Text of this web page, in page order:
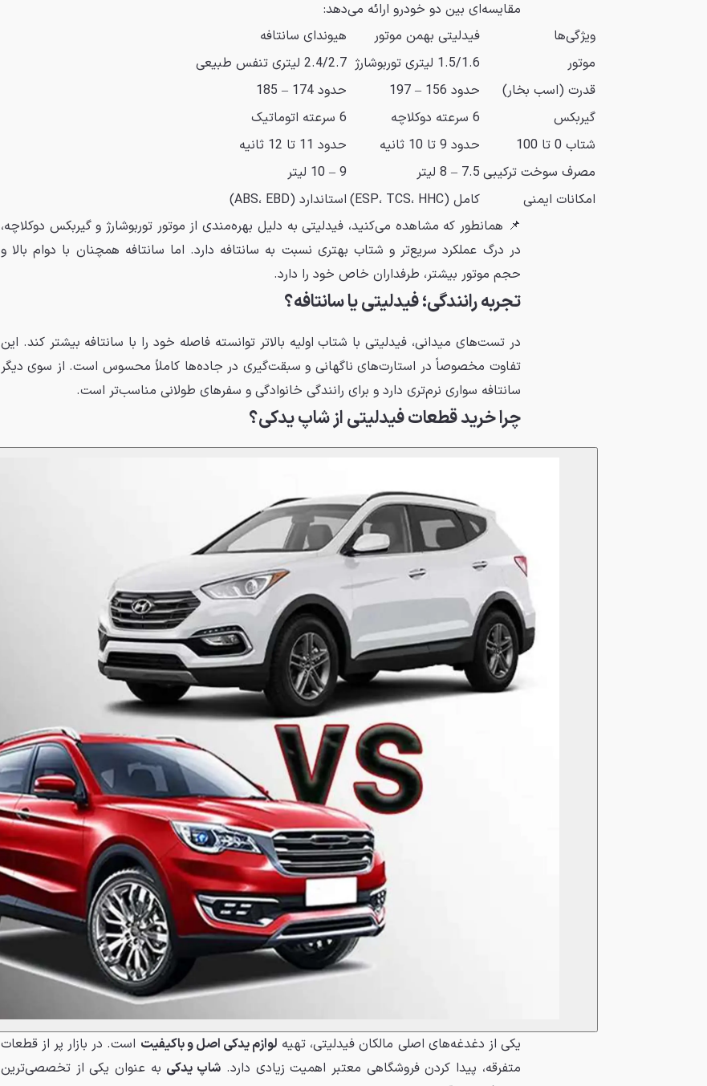
مقایسه‌ای بین دو خودرو ارائه می‌دهد:
ویژگی‌ها
فیدلیتی بهمن موتور
هیوندای سانتافه
موتور
1.5/1.6 لیتری توربوشارژ
2.4/2.7 لیتری تنفس طبیعی
قدرت (اسب بخار)
حدود 156 – 197
حدود 174 – 185
گیربکس
6 سرعته دوکلاچه
6 سرعته اتوماتیک
شتاب 0 تا 100
حدود 9 تا 10 ثانیه
حدود 11 تا 12 ثانیه
مصرف سوخت ترکیبی 7.5 – 8 لیتر
9 – 10 لیتر
امکانات ایمنی
کامل (ESP، TCS، HHC)
استاندارد (ABS، EBD)
📌 همانطور که مشاهده می‌کنید، فیدلیتی به دلیل بهره‌مندی از موتور توربوشارژ و گیربکس دوکلاچه،
در درگ عملکرد سریع‌تر و شتاب بهتری نسبت به سانتافه دارد. اما سانتافه همچنان با دوام بالا و
حجم موتور بیشتر، طرفداران خاص خود را دارد.
تجربه رانندگی؛ فیدلیتی یا سانتافه؟
در تست‌های میدانی، فیدلیتی با شتاب اولیه بالاتر توانسته فاصله خود را با سانتافه بیشتر کند. این
تفاوت مخصوصاً در استارت‌های ناگهانی و سبقت‌گیری در جاده‌ها کاملاً محسوس است. از سوی دیگر
سانتافه سواری نرم‌تری دارد و برای رانندگی خانوادگی و سفرهای طولانی مناسب‌تر است.
چرا خرید قطعات فیدلیتی از شاپ یدکی؟
یکی از دغدغه‌های اصلی مالکان فیدلیتی، تهیه لوازم یدکی اصل و باکیفیت است. در بازار پر از قطعات
متفرقه، پیدا کردن فروشگاهی معتبر اهمیت زیادی دارد. شاپ یدکی به عنوان یکی از تخصصی‌ترین